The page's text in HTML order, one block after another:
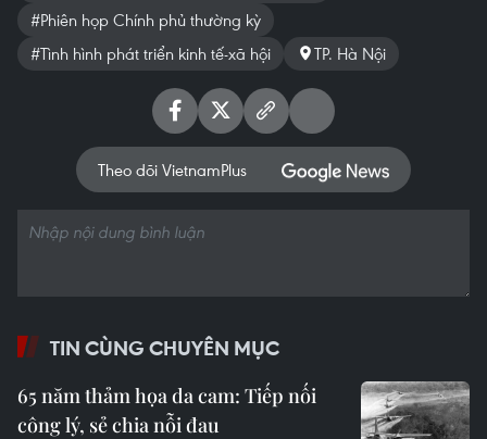
#Phiên họp Chính phủ thường kỳ
#Tình hình phát triển kinh tế-xã hội
TP. Hà Nội
Theo dõi VietnamPlus
TIN CÙNG CHUYÊN MỤC
65 năm thảm họa da cam: Tiếp nối
công lý, sẻ chia nỗi đau